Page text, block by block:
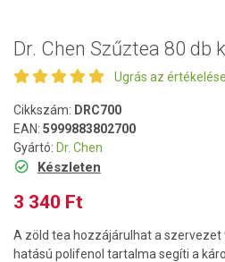
Dr. Chen Szűztea 80 db
Ugrás az
Cikkszám: DRC700
EAN: 5999883802700
Gyártó: Dr. Chen
Készleten
3 340 Ft
A zöld tea hozzájárulhat a
hatású polifenol tartalma segíti a